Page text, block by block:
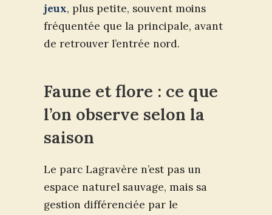
jeux, plus petite, souvent moins
fréquentée que la principale, avant
de retrouver l’entrée nord.
Faune et flore : ce que
l’on observe selon la
saison
Le parc Lagravère n’est pas un
espace naturel sauvage, mais sa
gestion différenciée par le